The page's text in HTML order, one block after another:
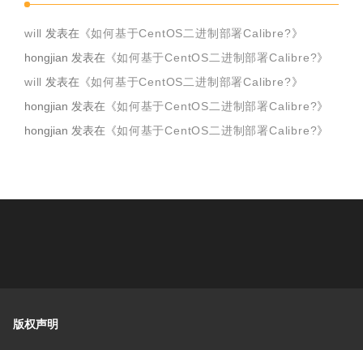
will 发表在《如何基于CentOS二进制部署Calibre?》
hongjian 发表在《如何基于CentOS二进制部署Calibre?》
will 发表在《如何基于CentOS二进制部署Calibre?》
hongjian 发表在《如何基于CentOS二进制部署Calibre?》
hongjian 发表在《如何基于CentOS二进制部署Calibre?》
版权声明